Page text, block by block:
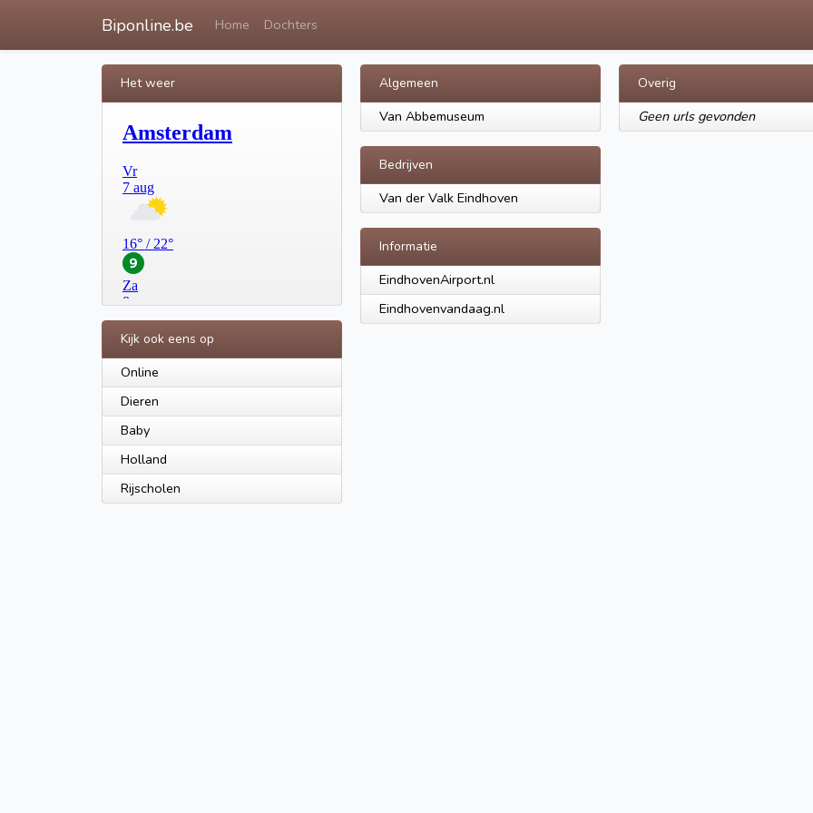
Biponline.be Home Dochters
Het weer
Kijk ook eens op
Online
Dieren
Baby
Holland
Rijscholen
Algemeen
Van Abbemuseum
Bedrijven
Van der Valk Eindhoven
Informatie
EindhovenAirport.nl
Eindhovenvandaag.nl
Overig
Geen urls gevonden